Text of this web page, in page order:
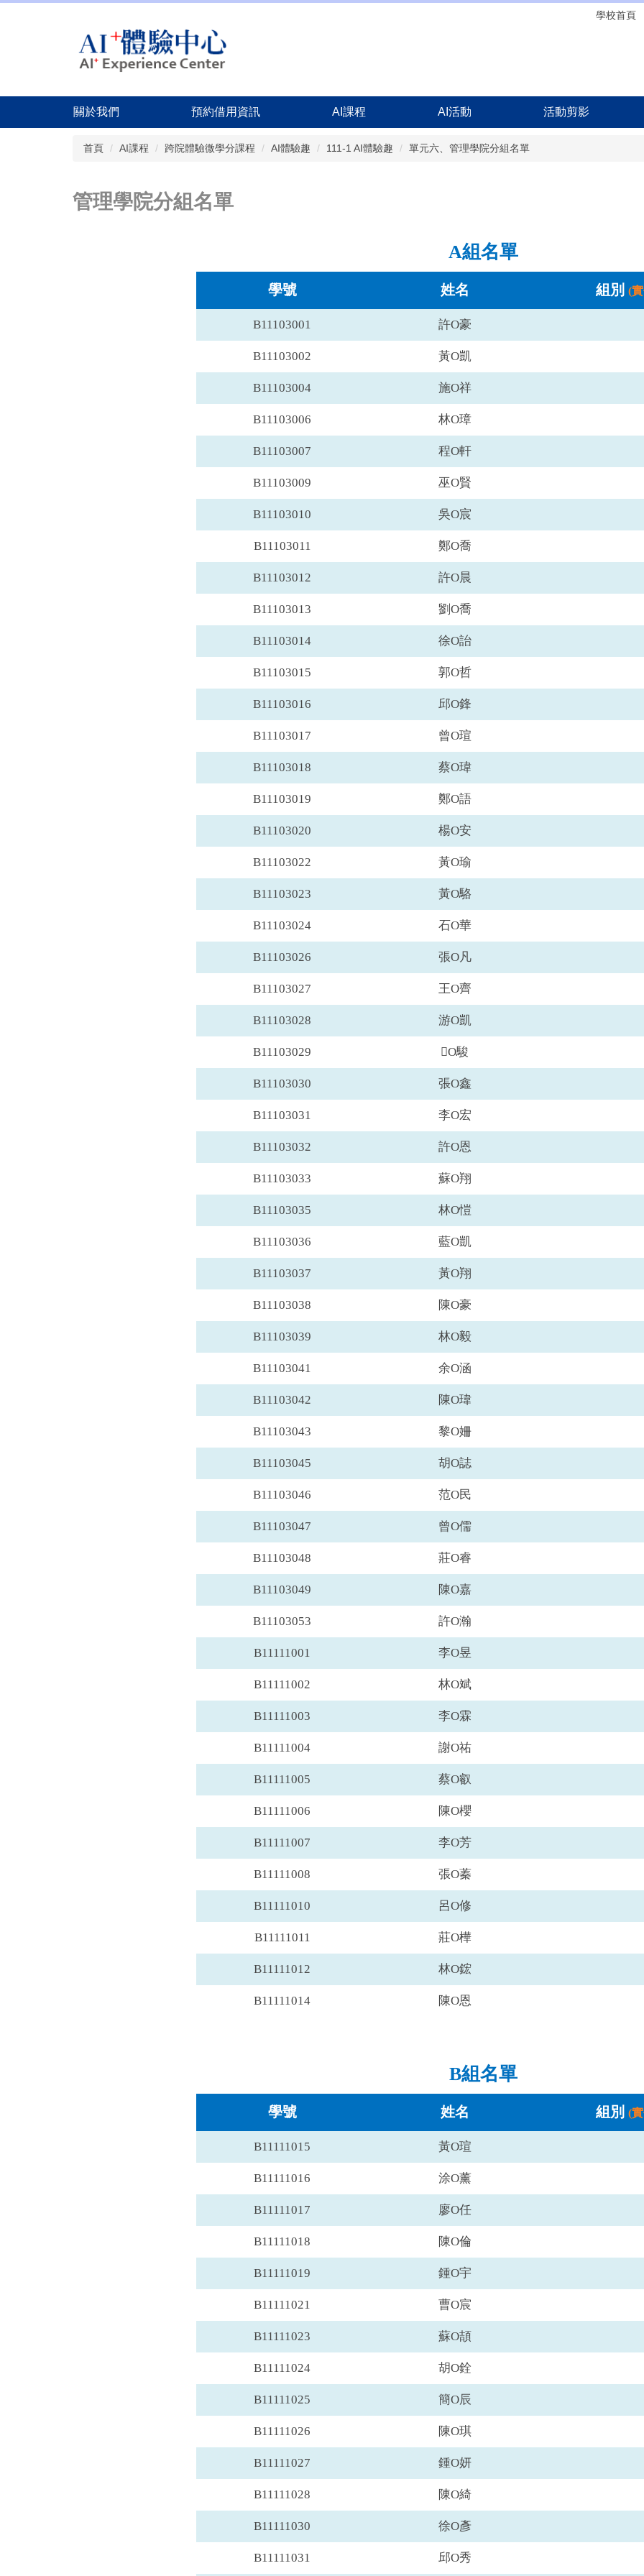
學校首頁
關於我們 預約借用資訊 AI課程 AI活動 活動剪影
首頁 AI課程 跨院體驗微學分課程 AI體驗趣 111-1 AI體驗趣 單元六、管理學院分組名單
管理學院分組名單
A組名單
學號 姓名 組別 (
B11103001 許O豪
B11103002 黃O凱
B11103004 施O祥
B11103006 林O璋
B11103007 程O軒
B11103009 巫O賢
B11103010 吳O宸
B11103011 鄭O喬
B11103012 許O晨
B11103013 劉O喬
B11103014 徐O詒
B11103015 郭O哲
B11103016 邱O鋒
B11103017 曾O瑄
B11103018 蔡O瑋
B11103019 鄭O語
B11103020 楊O安
B11103022 黃O瑜
B11103023 黃O駱
B11103024 石O華
B11103026 張O凡
B11103027 王O齊
B11103028 游O凱
B11103029 O駿
B11103030 張O鑫
B11103031 李O宏
B11103032 許O恩
B11103033 蘇O翔
B11103035 林O愷
B11103036 藍O凱
B11103037 黃O翔
B11103038 陳O豪
B11103039 林O毅
B11103041 余O涵
B11103042 陳O瑋
B11103043 黎O姍
B11103045 胡O誌
B11103046 范O民
B11103047 曾O儒
B11103048 莊O睿
B11103049 陳O嘉
B11103053 許O瀚
B11111001 李O昱
B11111002 林O斌
B11111003 李O霖
B11111004 謝O祐
B11111005 蔡O叡
B11111006 陳O櫻
B11111007 李O芳
B11111008 張O蓁
B11111010 呂O修
B11111011 莊O樺
B11111012 林O鋐
B11111014 陳O恩
B組名單
學號 姓名 組別 (
B11111015 黃O瑄
B11111016 涂O薰
B11111017 廖O任
B11111018 陳O倫
B11111019 鍾O宇
B11111021 曹O宸
B11111023 蘇O頡
B11111024 胡O銓
B11111025 簡O辰
B11111026 陳O琪
B11111027 鍾O妍
B11111028 陳O綺
B11111030 徐O彥
B11111031 邱O秀